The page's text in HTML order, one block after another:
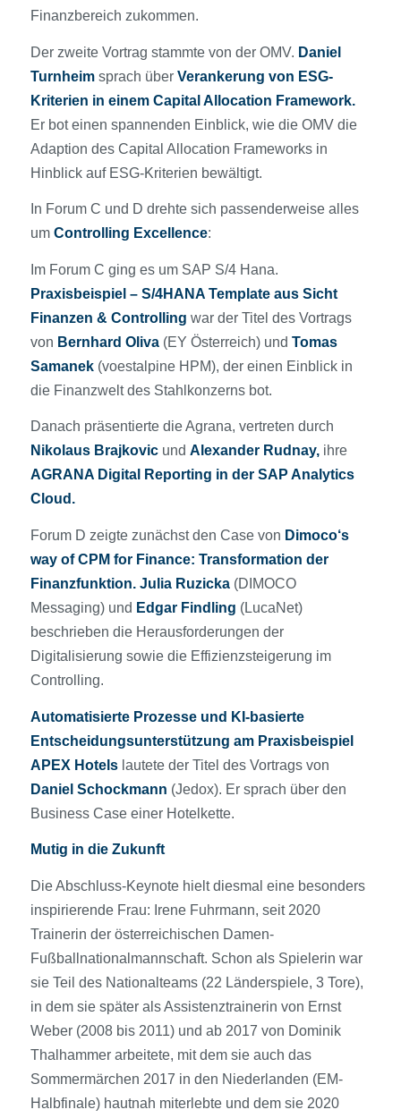
Finanzbereich zukommen.
Der zweite Vortrag stammte von der OMV. Daniel
Turnheimsprach über Verankerung von ESG-
Kriterien in einem Capital Allocation Framework.
Er bot einen spannenden Einblick, wie die OMV die
Adaption des Capital Allocation Frameworks in
Hinblick auf ESG-Kriterien bewältigt.
In Forum C und D drehte sich passenderweise alles
um Controlling Excellence:
Im Forum C ging es um SAP S/4 Hana.
Praxisbeispiel – S/4HANA Template aus Sicht
Finanzen & Controlling war der Titel des Vortrags
von Bernhard Oliva(EY Österreich) und Tomas
Samanek(voestalpine HPM), der einen Einblick in
die Finanzwelt des Stahlkonzerns bot.
Danach präsentierte die Agrana, vertreten durch
Nikolaus Brajkovicund Alexander Rudnay,ihre
AGRANA Digital Reporting in der SAP Analytics
Cloud.
Forum D zeigte zunächst den Case von Dimoco‘s
way of CPM for Finance: Transformation der
Finanzfunktion. Julia Ruzicka(DIMOCO
Messaging) und Edgar Findling (LucaNet)
beschrieben die Herausforderungen der
Digitalisierung sowie die Effizienzsteigerung im
Controlling.
Automatisierte Prozesse und KI-basierte
Entscheidungsunterstützung am Praxisbeispiel
APEX Hotels lautete der Titel des Vortrags von
Daniel Schockmann (Jedox). Er sprach über den
Business Case einer Hotelkette.
Mutig in die Zukunft
Die Abschluss-Keynote hielt diesmal eine besonders
inspirierende Frau: Irene Fuhrmann, seit 2020
Trainerin der österreichischen Damen-
Fußballnationalmannschaft. Schon als Spielerin war
sie Teil des Nationalteams (22 Länderspiele, 3 Tore),
in dem sie später als Assistenztrainerin von Ernst
Weber (2008 bis 2011) und ab 2017 von Dominik
Thalhammer arbeitete, mit dem sie auch das
Sommermärchen 2017 in den Niederlanden (EM-
Halbfinale) hautnah miterlebte und dem sie 2020